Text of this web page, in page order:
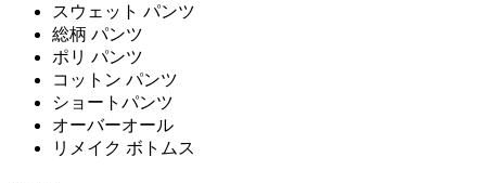
スウェット パンツ
総柄 パンツ
ポリ パンツ
コットン パンツ
ショートパンツ
オーバーオール
リメイク ボトムス